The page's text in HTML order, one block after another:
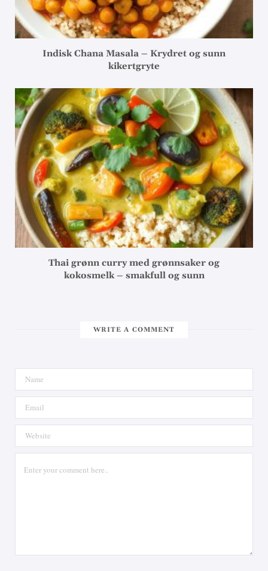
Indisk Chana Masala – Krydret og sunn
kikertgryte
Thai grønn curry med grønnsaker og
kokosmelk – smakfull og sunn
WRITE A COMMENT